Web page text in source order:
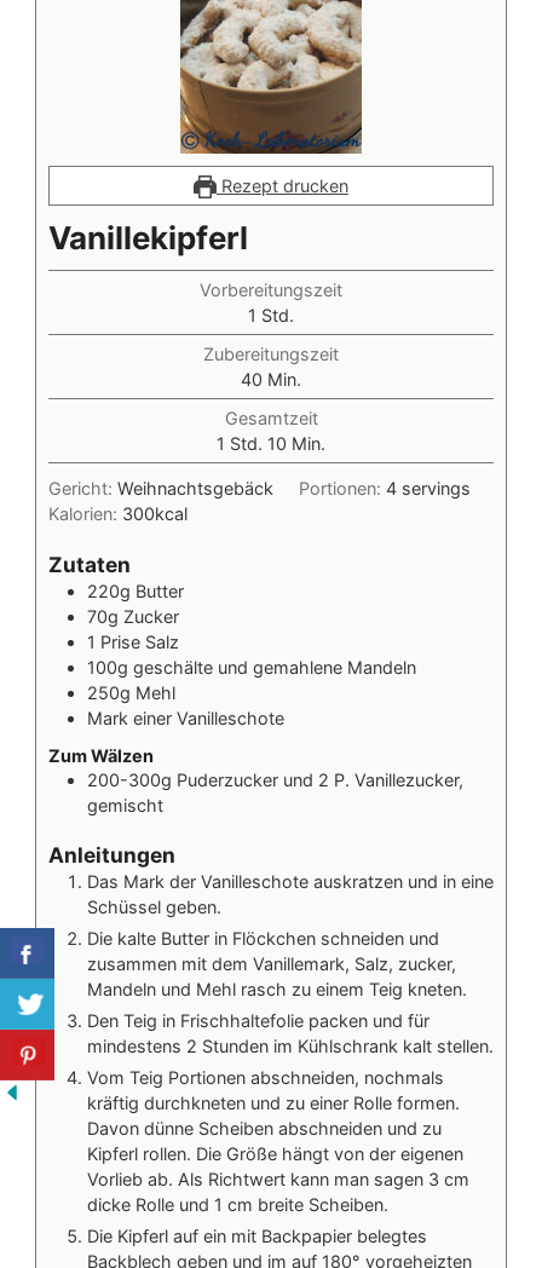
Rezept drucken
Vanillekipferl
Vorbereitungszeit
1 Stunde
Std.
Zubereitungszeit
40 Minuten
Min.
Gesamtzeit
1 Stunde
Std. 10 Minuten
Min.
Gericht: Weihnachtsgebäck Portionen:4 servings
Kalorien: 300kcal
Zutaten
220g Butter
70g Zucker
1 Prise Salz
100g geschälte und gemahlene Mandeln
250g Mehl
Mark einer Vanilleschote
Zum Wälzen
200-300g Puderzucker und 2 P. Vanillezucker,
gemischt
Anleitungen
Das Mark der Vanilleschote auskratzen und in eine
Schüssel geben.
Die kalte Butter in Flöckchen schneiden und
zusammen mit dem Vanillemark, Salz, zucker,
Mandeln und Mehl rasch zu einem Teig kneten.
Den Teig in Frischhaltefolie packen und für
mindestens 2 Stunden im Kühlschrank kalt stellen.
Vom Teig Portionen abschneiden, nochmals
kräftig durchkneten und zu einer Rolle formen.
Davon dünne Scheiben abschneiden und zu
Kipferl rollen. Die Größe hängt von der eigenen
Vorlieb ab. Als Richtwert kann man sagen 3 cm
dicke Rolle und 1 cm breite Scheiben.
Die Kipferl auf ein mit Backpapier belegtes
Backblech geben und im auf 180° vorgeheizten